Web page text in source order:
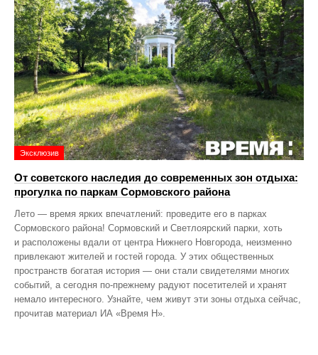
Эксклюзив
От советского наследия до современных зон отдыха:
прогулка по паркам Сормовского района
Лето — время ярких впечатлений: проведите его в парках
Сормовского района! Сормовский и Светлоярский парки, хоть
и расположены вдали от центра Нижнего Новгорода, неизменно
привлекают жителей и гостей города. У этих общественных
пространств богатая история — они стали свидетелями многих
событий, а сегодня по‑прежнему радуют посетителей и хранят
немало интересного. Узнайте, чем живут эти зоны отдыха сейчас,
прочитав материал ИА «Время Н».